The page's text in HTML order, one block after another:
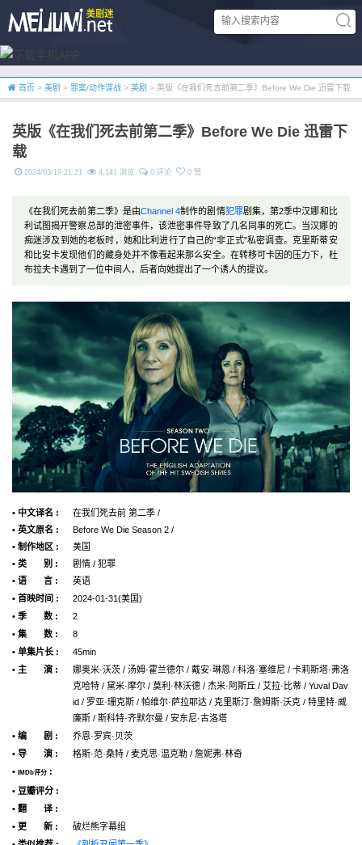
首页 > 美剧 > 罪案/动作谍战 > 英剧 > 英版《在我们死去前第二季》Before We Die 迅雷下载
英版《在我们死去前第二季》Before We Die 迅雷下
载
2024/03/19 21:21 4,141 浏览 0 评论 0 赞
《在我们死去前第二季》是由Channel 4制作的剧情犯罪剧集，第2季中汉娜和比
利试图揭开警察总部的泄密事件，该泄密事件导致了几名同事的死亡。当汉娜的
痴迷涉及到她的老板时，她和比利进行了自己的“非正式”私密调查。克里斯蒂安
和比安卡发现他们的藏身处并不像看起来那么安全。在转移可卡因的压力下，杜
布拉夫卡遇到了一位中间人，后者向她提出了一个诱人的提议。
• 中文译名 :
在我们死去前 第二季 /
• 英文原名 :
Before We Die Season 2 /
• 制作地区 :
美国
• 类 别 :
剧情 / 犯罪
• 语 言 :
英语
• 首映时间 :
2024-01-31(美国)
• 季 数 :
2
• 集 数 :
8
• 单集片长 :
45min
• 主 演 :
娜奥米·沃茨 / 汤姆·霍兰德尔 / 戴安·琳恩 / 科洛·塞维尼 / 卡莉斯塔·弗洛
克哈特 / 黛米·摩尔 / 莫利·林沃德 / 杰米·阿斯丘 / 艾拉·比蒂 / Yuval Dav
id / 罗亚·珊克斯 / 帕维尔·萨拉耶达 / 克里斯汀·詹姆斯·沃克 / 特里特·威
廉斯 / 斯科特·齐默尔曼 / 安东尼·古洛塔
• 编 剧 :
乔恩·罗宾·贝茨
• 导 演 :
格斯·范·桑特 / 麦克思·温克勒 / 詹妮弗·林奇
•
IMDb评分 :
• 豆瓣评分 :
• 翻 译 :
• 更 新 :
破烂熊字幕组